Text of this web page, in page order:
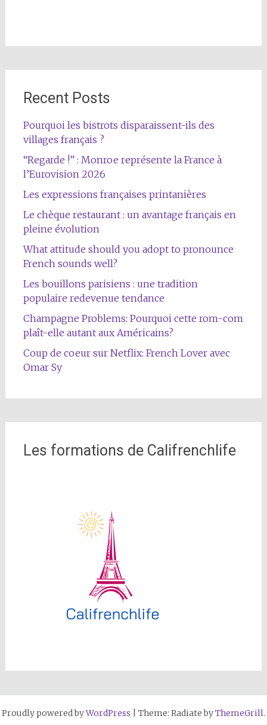
Recent Posts
Pourquoi les bistrots disparaissent-ils des
villages français ?
“Regarde !” : Monroe représente la France à
l’Eurovision 2026
Les expressions françaises printanières
Le chèque restaurant : un avantage français en
pleine évolution
What attitude should you adopt to pronounce
French sounds well?
Les bouillons parisiens : une tradition
populaire redevenue tendance
Champagne Problems: Pourquoi cette rom-com
plaît-elle autant aux Américains?
Coup de coeur sur Netflix: French Lover avec
Omar Sy
Les formations de Califrenchlife
Proudly powered byWordPress Theme: Radiate byThemeGrill.